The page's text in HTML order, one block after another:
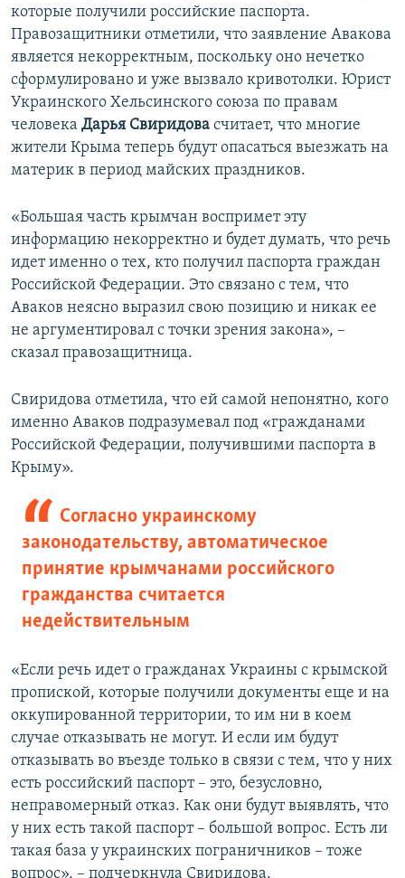
которые получили российские паспорта.
Правозащитники отметили, что заявление Авакова
является некорректным, поскольку оно нечетко
сформулировано и уже вызвало кривотолки. Юрист
Украинского Хельсинского союза по правам
человека Дарья Свиридова считает, что многие
жители Крыма теперь будут опасаться выезжать на
материк в период майских праздников.
«Большая часть крымчан воспримет эту
информацию некорректно и будет думать, что речь
идет именно о тех, кто получил паспорта граждан
Российской Федерации. Это связано с тем, что
Аваков неясно выразил свою позицию и никак ее
не аргументировал с точки зрения закона», –
сказал правозащитница.
Свиридова отметила, что ей самой непонятно, кого
именно Аваков подразумевал под «гражданами
Российской Федерации, получившими паспорта в
Крыму».
Согласно украинскому
законодательству, автоматическое
принятие крымчанами российского
гражданства считается
недействительным
«Если речь идет о гражданах Украины с крымской
пропиской, которые получили документы еще и на
оккупированной территории, то им ни в коем
случае отказывать не могут. И если им будут
отказывать во въезде только в связи с тем, что у них
есть российский паспорт – это, безусловно,
неправомерный отказ. Как они будут выявлять, что
у них есть такой паспорт – большой вопрос. Есть ли
такая база у украинских пограничников – тоже
вопрос», – подчеркнула Свиридова.